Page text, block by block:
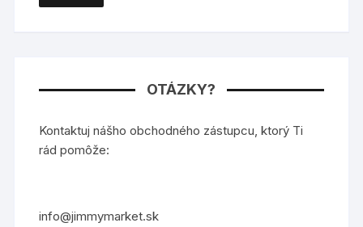
OTÁZKY?
Kontaktuj nášho obchodného zástupcu, ktorý Ti
rád pomôže:
info@jimmymarket.sk